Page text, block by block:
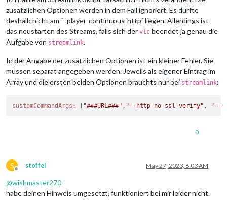
zusätzlichen Optionen werden in dem Fall ignoriert. Es dürfte
deshalb nicht am ´–player-continuous-http´ liegen. Allerdings ist
das neustarten des Streams, falls sich der vlc beendet ja genau die
Aufgabe von streamlink.
In der Angabe der zusätzlichen Optionen ist ein kleiner Fehler. Sie
müssen separat angegeben werden. Jeweils als eigener Eintrag im
Array und die ersten beiden Optionen brauchts nur bei streamlink:
customCommandArgs: "###URL###" , "--http-no-ssl-verify" , "--
0
S
Offline
stoffel May 27, 2023, 6:03 AM
@wishmaster270
habe deinen Hinweis umgesetzt, funktioniert bei mir leider nicht.